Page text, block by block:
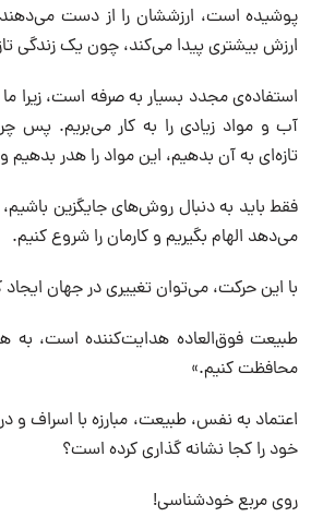
پوشیده است، ارزششان را از دست می‌دهند.
ارزش بیشتری پیدا می‌کند، چون یک زندگی
استفاده‌ی مجدد بسیار به صرفه است، زیرا
آب و مواد زیادی را به کار می‌بریم. پس
تازه‌ای به آن‌ بدهیم، این مواد را هدر بدهیم و
فقط باید به دنبال‌ روش‌های جایگزین باشیم،
می‌دهد الهام بگیریم و کارمان را شروع کنیم.
با این حرکت، می‌توان تغییری در جهان ایجاد
طبیعت فوق‌العاده هدایت‌کننده است، به
محافظت کنیم.»
اعتماد به نفس، طبیعت، مبارزه با اسراف و
خود را کجا نشانه گذاری کرده است؟
روی مربع خودشناسی!